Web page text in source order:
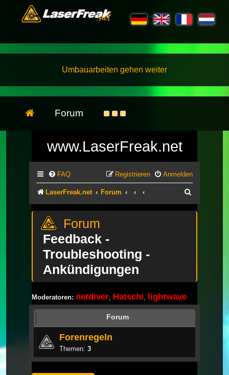
Umbauarbeiten gehen weiter
Forum
www.LaserFreak.net
FAQ Anmelden
Registrieren
LaserFreak.net Forum
Feedback -
Troubleshooting -
Ankündigungen
Moderatoren: netdiver Hatschi lightwave
Forum
Forenregeln
Themen: 3